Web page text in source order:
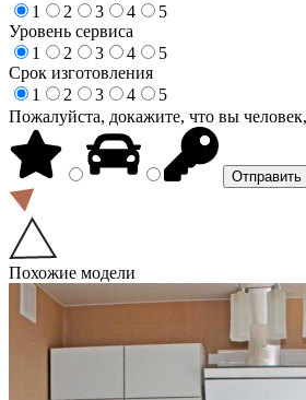
1
2 3 4
5
Уровень сервиса
1
2 3 4
5
Срок изготовления
1
2 3 4
5
Пожалуйста, докажите, что вы
Похожие модели